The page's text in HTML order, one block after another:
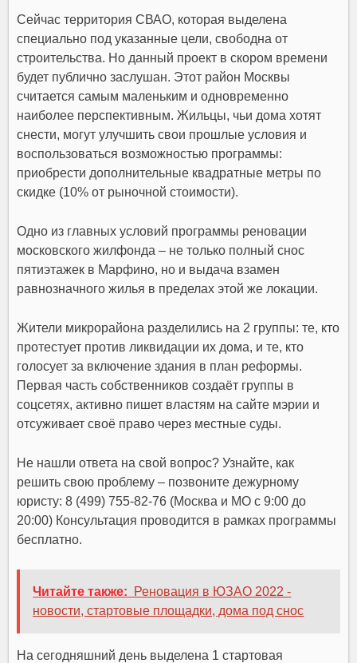
Сейчас территория СВАО, которая выделена
специально под указанные цели, свободна от
строительства. Но данный проект в скором времени
будет публично заслушан. Этот район Москвы
считается самым маленьким и одновременно
наиболее перспективным. Жильцы, чьи дома хотят
снести, могут улучшить свои прошлые условия и
воспользоваться возможностью программы:
приобрести дополнительные квадратные метры по
скидке (10% от рыночной стоимости).
Одно из главных условий программы реновации
московского жилфонда – не только полный снос
пятиэтажек в Марфино, но и выдача взамен
равнозначного жилья в пределах этой же локации.
Жители микрорайона разделились на 2 группы: те, кто
протестует против ликвидации их дома, и те, кто
голосует за включение здания в план реформы.
Первая часть собственников создаёт группы в
соцсетях, активно пишет властям на сайте мэрии и
отсуживает своё право через местные суды.
Не нашли ответа на свой вопрос? Узнайте, как
решить свою проблему – позвоните дежурному
юристу: 8 (499) 755-82-76 (Москва и МО с 9:00 до
20:00) Консультация проводится в рамках программы
бесплатно.
Читайте также:
Реновация в ЮЗАО 2022 -
новости, стартовые площадки, дома под снос
На сегодняшний день выделена 1 стартовая